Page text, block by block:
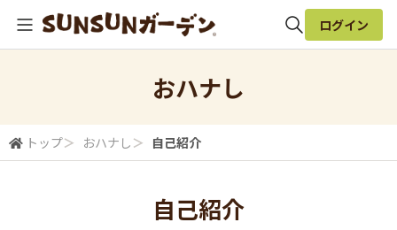
ログイン
おハナし
トップ＞ おハナし ＞ 自己紹介
自己紹介